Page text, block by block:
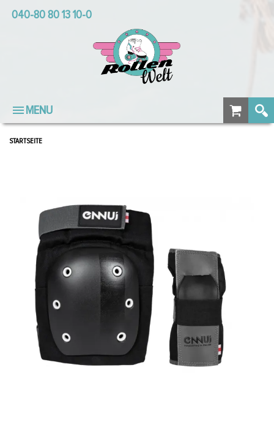
040-80 80 13 10-0
MENU
STARTSEITE